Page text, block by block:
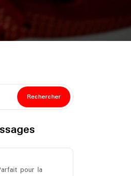
Rechercher
pour la